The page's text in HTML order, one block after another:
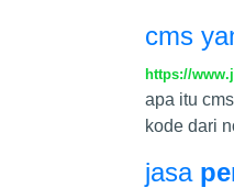
cms
https://
apa itu
kode dari
jasa